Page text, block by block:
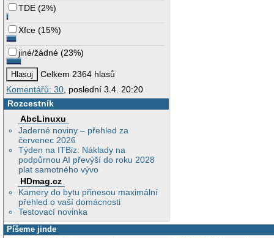
TDE (2%)
Xfce (15%)
jiné/žádné (23%)
Celkem 2364 hlasů
Komentářů: 30, poslední 3.4. 20:20
Rozcestník
AbcLinuxu
Jaderné noviny – přehled za
červenec 2026
Týden na ITBiz: Náklady na
podpůrnou AI převýší do roku 2028
plat samotného vývo
HDmag.cz
Kamery do bytu přinesou maximální
přehled o vaší domácnosti
Testovací novinka
Píšeme jinde